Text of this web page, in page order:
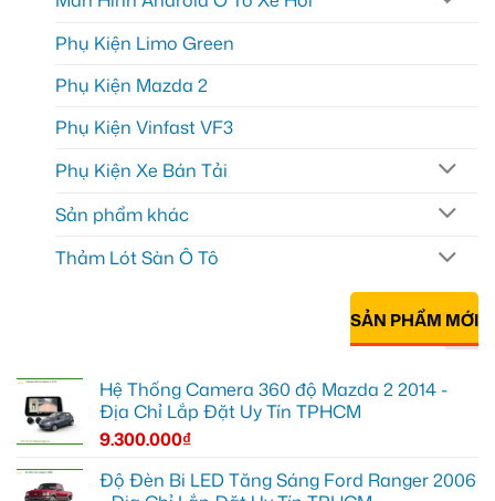
Phụ Kiện Limo Green
Phụ Kiện Mazda 2
Phụ Kiện Vinfast VF3
Phụ Kiện Xe Bán Tải
Sản phẩm khác
Thảm Lót Sàn Ô Tô
SẢN PHẨM MỚI
Hệ Thống Camera 360 độ Mazda 2 2014 -
Địa Chỉ Lắp Đặt Uy Tín TPHCM
9.300.000₫
Độ Đèn Bi LED Tăng Sáng Ford Ranger 2006